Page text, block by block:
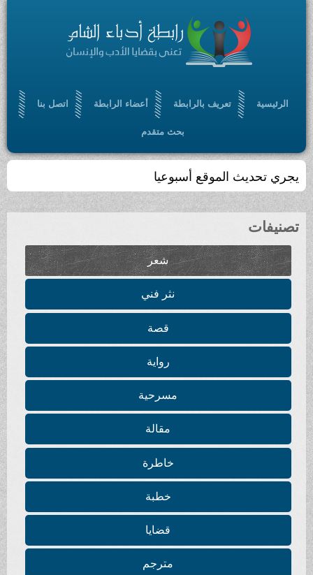
الرئيسية تعريف بالرابطة أعضاء الرابطة اتصل بنا
بحث متقدم
تجمّعٌ أدبي ، ثقافي ، مفتوح ، يسعى إلى الإسهام في
بلورة رؤيا أدبية حضارية ، من خلال أدب سامٍ ملتزم
تصنيفات
شعر
نثر فني
قصة
رواية
مسرحية
مقالة
خاطرة
خطبة
قضايا
مترجم